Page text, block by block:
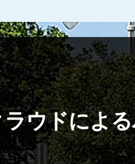
ウドによ